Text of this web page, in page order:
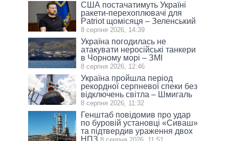
США постачатимуть Україні
ракети-перехоплювачі для
Patriot щомісяця – Зеленський
8 серпня 2026, 14:39
Україна погодилась не
атакувати неросійські танкери
в Чорному морі – ЗМІ
8 серпня 2026, 12:46
Україна пройшла період
рекордної серпневої спеки без
відключень світла – Шмигаль
8 серпня 2026, 11:32
Генштаб повідомив про удар
по буровій установці «Сиваш»
та підтвердив ураження двох